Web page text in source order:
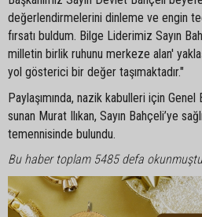
değerlendirmelerini dinleme ve engin
fırsatı buldum. Bilge Liderimiz Sayın
milletin birlik ruhunu merkeze alan'
yol gösterici bir değer taşımaktadır."
Paylaşımında, nazik kabulleri için Genel
sunan Murat Ilıkan, Sayın Bahçeli’ye
temennisinde bulundu.
Bu haber toplam 5485 defa